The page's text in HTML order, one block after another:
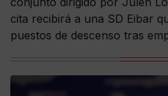
cita recibirá a una SD Eibar
puestos de descenso tras